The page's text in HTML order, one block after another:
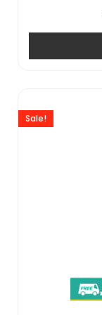
Sale!